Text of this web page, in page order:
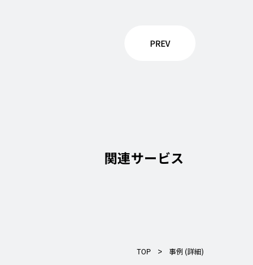
PREV
関連サービス
TOP > 事例 (詳細)